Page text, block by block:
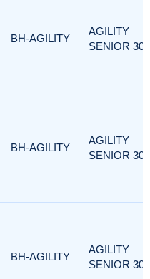
BH-AGILITY
AGILITY
SENIOR 300
BH-AGILITY
AGILITY
SENIOR 300
BH-AGILITY
AGILITY
SENIOR 300